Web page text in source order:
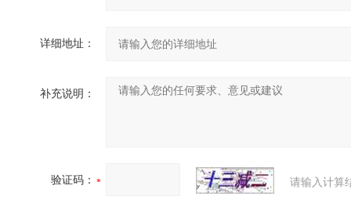
详细地址：
补充说明：
验证码： 请输入计算